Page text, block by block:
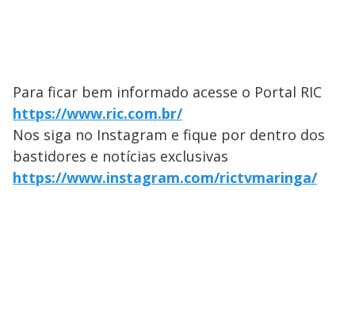
Para ficar bem informado acesse o Portal RIC
https://www.ric.com.br/
Nos siga no Instagram e fique por dentro dos
bastidores e notícias exclusivas
https://www.instagram.com/rictvmaringa/